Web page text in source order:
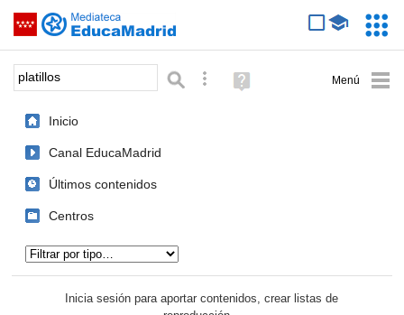
Saltar navegación
Palabra o frase: Búsqueda avanzada
Ayuda
(en
Inicio
Canal EducaMadrid
Últimos contenidos
Centros
Inicia sesión para aportar contenidos, crear listas de